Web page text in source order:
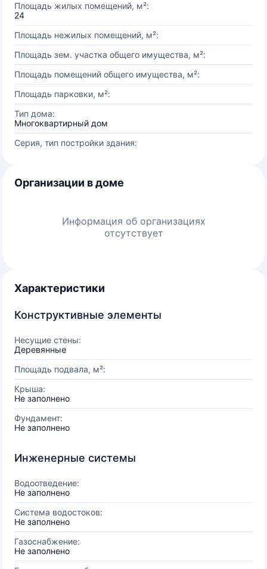
Площадь жилых помещений, м²:
24
Площадь нежилых помещений, м²:
Площадь зем. участка общего имущества, м²:
Площадь помещений общего имущества, м²:
Площадь парковки, м²:
Тип дома:
Многоквартирный дом
Серия, тип постройки здания:
Организации в доме
Информация об организациях
отсутствует
Характеристики
Конструктивные элементы
Несущие стены:
Деревянные
Площадь подвала, м²:
Крыша:
Не заполнено
Фундамент:
Не заполнено
Инженерные системы
Водоотведение:
Не заполнено
Система водостоков:
Не заполнено
Газоснабжение:
Не заполнено